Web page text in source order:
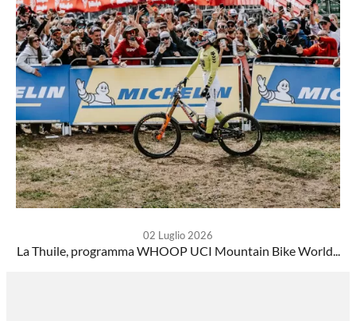
02 Luglio 2026
La Thuile, programma WHOOP UCI Mountain Bike World...